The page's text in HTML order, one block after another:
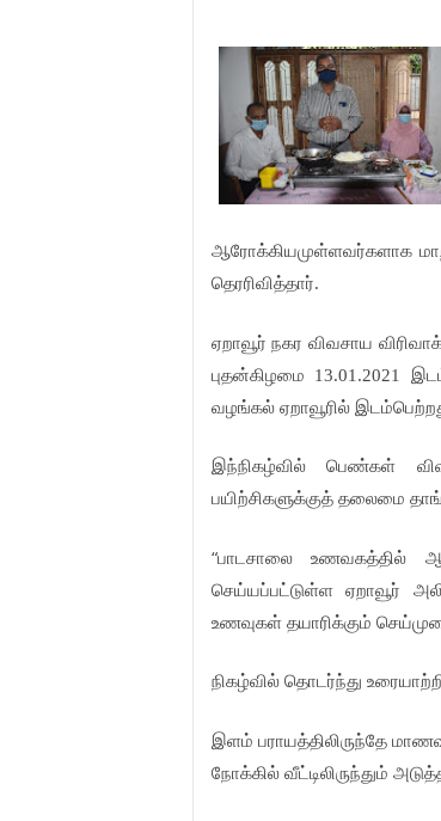
ஆரோக்கியமுள்ளவர்களாக
தெரரிவித்தார்.
ஏறாவூர் நகர விவசாய
புதன்கிழமை 13.01.2021
வழங்கல் ஏறாவூரில்
இந்நிகழ்வில் பெண்கள்
பயிற்சிகளுக்குத் தலைமை
“பாடசாலை உணவகத்தில்
செய்யப்பட்டுள்ள
ஏறாவூர்
உணவுகள் தயாரிக்கும்
நிகழ்வில் தொடர்ந்து
இளம் பராயத்திலிருந்தே
நோக்கில் வீட்டிலிருந்தும்